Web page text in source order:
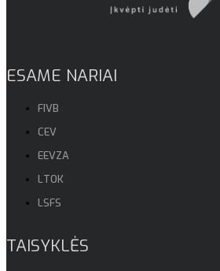
ESAME NARIAI
FIVB
CEV
EEVZA
LTOK
LSFS
TAISYKLĖS